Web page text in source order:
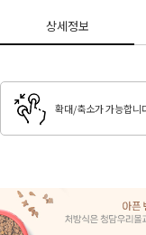
상세정보
확대/축소가 가능합니